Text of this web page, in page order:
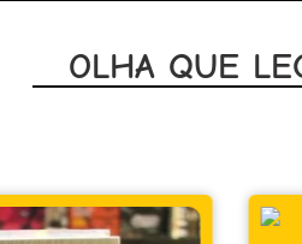
OLHA QUE